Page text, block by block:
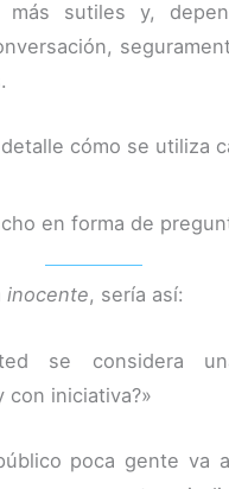
más sutiles y,
cómo se utiliza
en forma de
inocente, sería así:
se considera
con iniciativa?»
poca gente va